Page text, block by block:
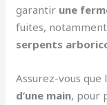
garantir une
fuites,
serpents
Assurez-vous que
d’une main, pour